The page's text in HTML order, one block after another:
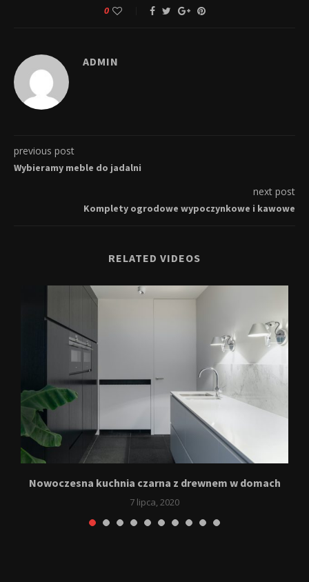
0
ADMIN
previous post
Wybieramy meble do jadalni
next post
Komplety ogrodowe wypoczynkowe i kawowe
RELATED VIDEOS
Nowoczesna kuchnia czarna z drewnem w domach
7 lipca, 2020